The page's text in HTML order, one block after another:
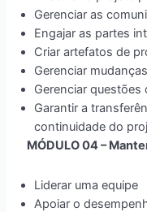
Gerenciar as
Engajar as partes
Criar artefatos de
Gerenciar
Gerenciar questões
Garantir a
continuidade do
MÓDULO 04 –
​Liderar uma equipe
Apoiar o